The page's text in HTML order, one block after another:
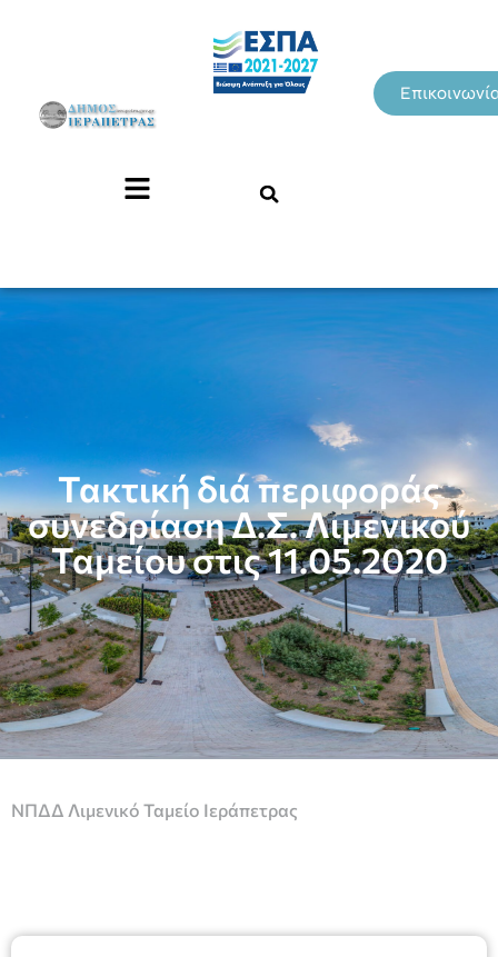
Τακτική διά περιφοράς
συνεδρίαση Δ.Σ. Λιμενικού
Ταμείου στις 11.05.2020
ΝΠΔΔ Λιμενικό Ταμείο Ιεράπετρας